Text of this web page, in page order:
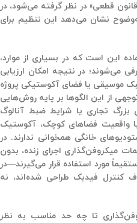
قطعی» در نظر گرفته می‌شود، در
نشان می‌دهد این تنظیم برای
این است که در بسیاری از موارد،
می‌شوند؛ در نتیجه امکان ارزیابی
موسیقی یا فضای آکوستیکی پروژه
از این الگوها بر پایه روش‌هایی
بزرگ تجاری یا شرایط ضبط آنالوگ
واقعیت فضاهای کوچک، آکوستیک
خانگی همخوانی ندارند. در
میکروفن‌گذاری اجرای زنده، بدون
مورد استفاده قرار می‌گیرند—در
کنترل فیدبک طراحی شده‌اند، نه
تا چه حد مناسب به نظر